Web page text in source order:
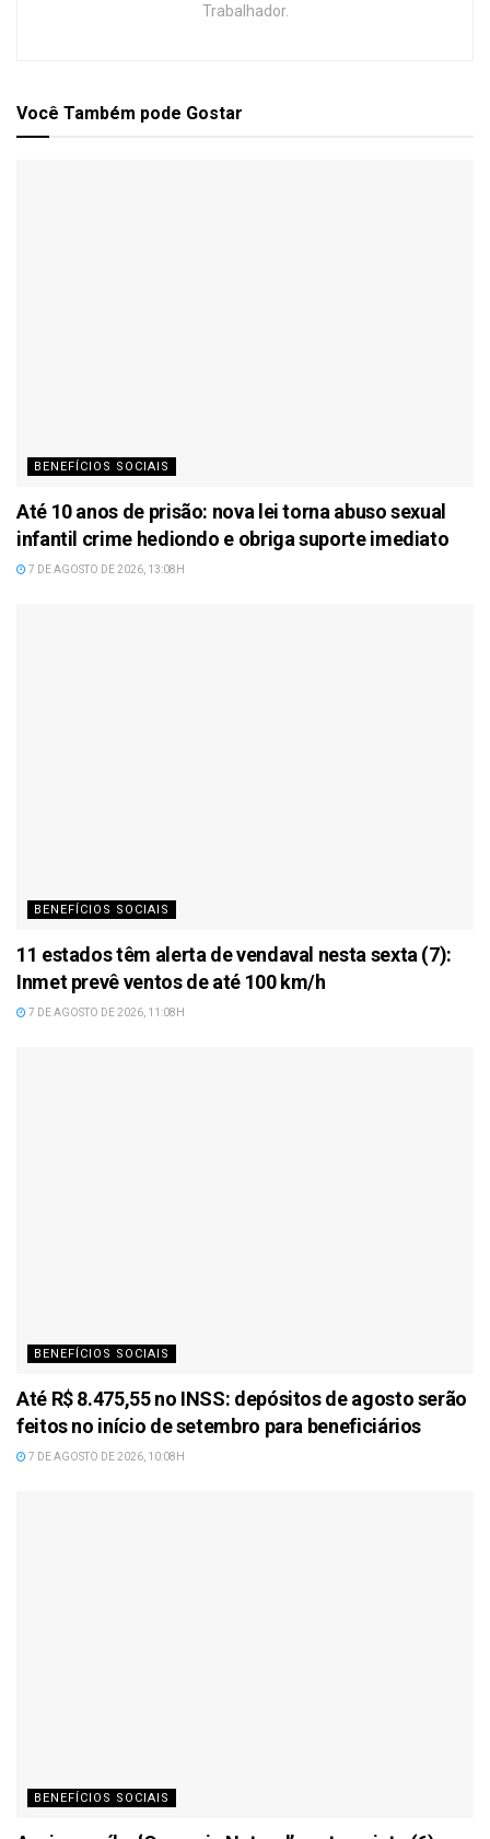
Trabalhador.
Você Também pode Gostar
BENEFÍCIOS SOCIAIS
Até 10 anos de prisão: nova lei torna abuso sexual
infantil crime hediondo e obriga suporte imediato
7 DE AGOSTO DE 2026, 13:08H
BENEFÍCIOS SOCIAIS
11 estados têm alerta de vendaval nesta sexta (7):
Inmet prevê ventos de até 100 km/h
7 DE AGOSTO DE 2026, 11:08H
BENEFÍCIOS SOCIAIS
Até R$ 8.475,55 no INSS: depósitos de agosto serão
feitos no início de setembro para beneficiários
7 DE AGOSTO DE 2026, 10:08H
BENEFÍCIOS SOCIAIS